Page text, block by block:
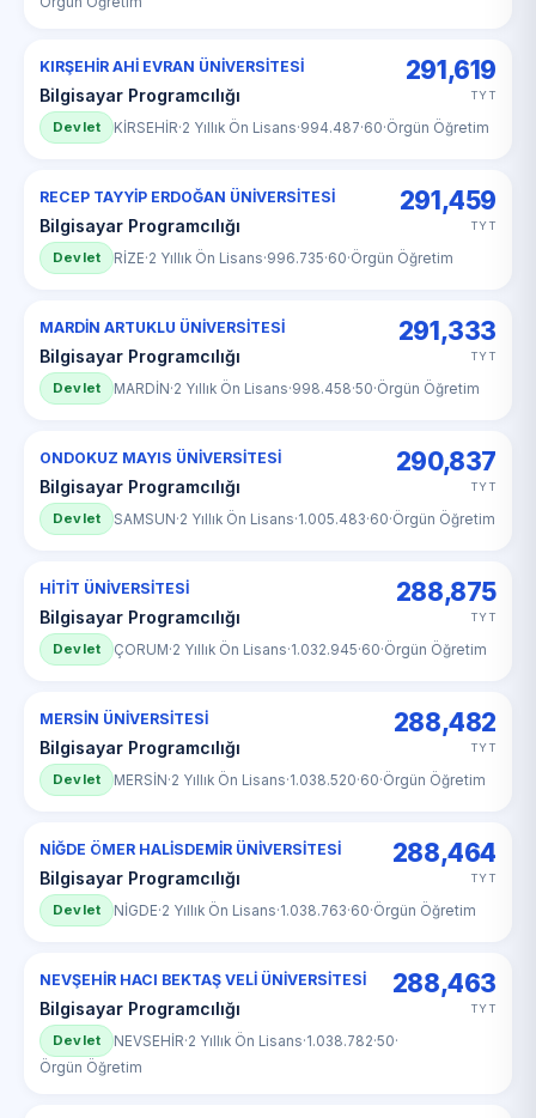
KIRŞEHİR AHİ EVRAN ÜNİVERSİTESİ
Bilgisayar Programcılığı
291,619
TYT
Devlet KİRSEHİR·2 Yıllık Ön Lisans·994.487·60·Örgün Öğretim
RECEP TAYYİP ERDOĞAN ÜNİVERSİTESİ
Bilgisayar Programcılığı
291,459
TYT
Devlet RİZE·2 Yıllık Ön Lisans·996.735·60·Örgün Öğretim
MARDİN ARTUKLU ÜNİVERSİTESİ
Bilgisayar Programcılığı
291,333
TYT
Devlet MARDİN·2 Yıllık Ön Lisans·998.458·50·Örgün Öğretim
ONDOKUZ MAYIS ÜNİVERSİTESİ
Bilgisayar Programcılığı
290,837
TYT
Devlet SAMSUN·2 Yıllık Ön Lisans·1.005.483·60·Örgün Öğretim
HİTİT ÜNİVERSİTESİ
Bilgisayar Programcılığı
288,875
TYT
Devlet ÇORUM·2 Yıllık Ön Lisans·1.032.945·60·Örgün Öğretim
MERSİN ÜNİVERSİTESİ
Bilgisayar Programcılığı
288,482
TYT
Devlet MERSİN·2 Yıllık Ön Lisans·1.038.520·60·Örgün Öğretim
NİĞDE ÖMER HALİSDEMİR ÜNİVERSİTESİ
Bilgisayar Programcılığı
288,464
TYT
Devlet NİGDE·2 Yıllık Ön Lisans·1.038.763·60·Örgün Öğretim
NEVŞEHİR HACI BEKTAŞ VELİ ÜNİVERSİTESİ
Bilgisayar Programcılığı
288,463
TYT
Devlet NEVSEHİR·2 Yıllık Ön Lisans·1.038.782·50·
Örgün Öğretim